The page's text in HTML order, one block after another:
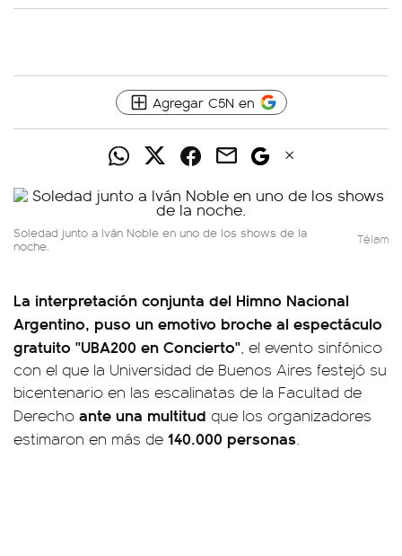
Agregar C5N en
Soledad junto a Iván Noble en uno de los shows de la
noche. Télam
La interpretación conjunta del Himno Nacional
Argentino, puso un emotivo broche al espectáculo
gratuito "UBA200 en Concierto", el evento sinfónico
con el que la Universidad de Buenos Aires festejó su
bicentenario en las escalinatas de la Facultad de
Derecho ante una multitud que los organizadores
estimaron en más de 140.000 personas.